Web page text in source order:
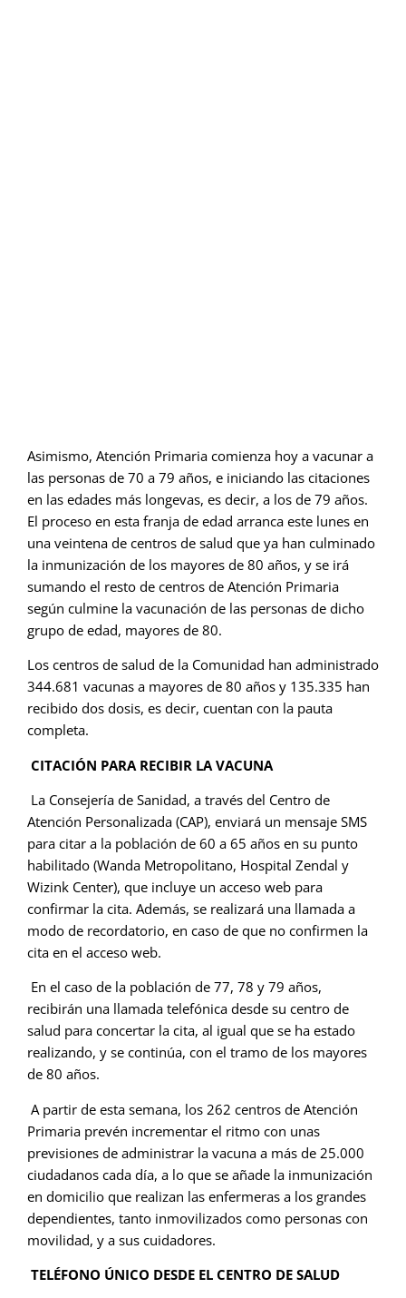
Asimismo, Atención Primaria comienza hoy a vacunar a
las personas de 70 a 79 años, e iniciando las citaciones
en las edades más longevas, es decir, a los de 79 años.
El proceso en esta franja de edad arranca este lunes en
una veintena de centros de salud que ya han culminado
la inmunización de los mayores de 80 años, y se irá
sumando el resto de centros de Atención Primaria
según culmine la vacunación de las personas de dicho
grupo de edad, mayores de 80.
Los centros de salud de la Comunidad han administrado
344.681 vacunas a mayores de 80 años y 135.335 han
recibido dos dosis, es decir, cuentan con la pauta
completa.
CITACIÓN PARA RECIBIR LA VACUNA
La Consejería de Sanidad, a través del Centro de
Atención Personalizada (CAP), enviará un mensaje SMS
para citar a la población de 60 a 65 años en su punto
habilitado (Wanda Metropolitano, Hospital Zendal y
Wizink Center), que incluye un acceso web para
confirmar la cita. Además, se realizará una llamada a
modo de recordatorio, en caso de que no confirmen la
cita en el acceso web.
En el caso de la población de 77, 78 y 79 años,
recibirán una llamada telefónica desde su centro de
salud para concertar la cita, al igual que se ha estado
realizando, y se continúa, con el tramo de los mayores
de 80 años.
A partir de esta semana, los 262 centros de Atención
Primaria prevén incrementar el ritmo con unas
previsiones de administrar la vacuna a más de 25.000
ciudadanos cada día, a lo que se añade la inmunización
en domicilio que realizan las enfermeras a los grandes
dependientes, tanto inmovilizados como personas con
movilidad, y a sus cuidadores.
TELÉFONO ÚNICO DESDE EL CENTRO DE SALUD